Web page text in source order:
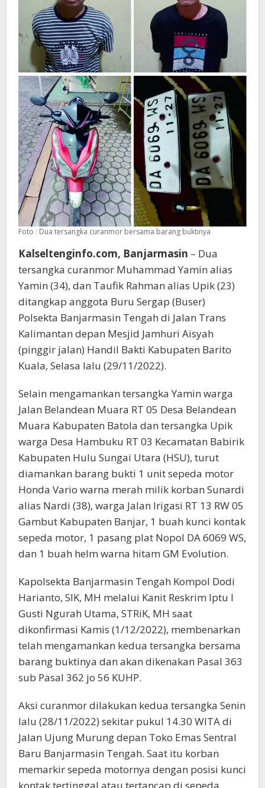
Foto : Dua tersangka curanmor bersama barang buktinya
Kalseltenginfo.com, Banjarmasin – Dua
tersangka curanmor Muhammad Yamin alias
Yamin (34), dan Taufik Rahman alias Upik (23)
ditangkap anggota Buru Sergap (Buser)
Polsekta Banjarmasin Tengah di Jalan Trans
Kalimantan depan Mesjid Jamhuri Aisyah
(pinggir jalan) Handil Bakti Kabupaten Barito
Kuala, Selasa lalu (29/11/2022).
Selain mengamankan tersangka Yamin warga
Jalan Belandean Muara RT 05 Desa Belandean
Muara Kabupaten Batola dan tersangka Upik
warga Desa Hambuku RT 03 Kecamatan Babirik
Kabupaten Hulu Sungai Utara (HSU), turut
diamankan barang bukti 1 unit sepeda motor
Honda Vario warna merah milik korban Sunardi
alias Nardi (38), warga Jalan Irigasi RT 13 RW 05
Gambut Kabupaten Banjar, 1 buah kunci kontak
sepeda motor, 1 pasang plat Nopol DA 6069 WS,
dan 1 buah helm warna hitam GM Evolution.
Kapolsekta Banjarmasin Tengah Kompol Dodi
Harianto, SIK, MH melalui Kanit Reskrim Iptu I
Gusti Ngurah Utama, STRiK, MH saat
dikonfirmasi Kamis (1/12/2022), membenarkan
telah mengamankan kedua tersangka bersama
barang buktinya dan akan dikenakan Pasal 363
sub Pasal 362 jo 56 KUHP.
Aksi curanmor dilakukan kedua tersangka Senin
lalu (28/11/2022) sekitar pukul 14.30 WITA di
Jalan Ujung Murung depan Toko Emas Sentral
Baru Banjarmasin Tengah. Saat itu korban
memarkir sepeda motornya dengan posisi kunci